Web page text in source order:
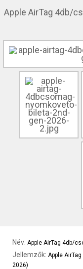
Apple AirTag 4db/
Név: Apple AirTag 4db/
Jellemzők: Apple
2026)